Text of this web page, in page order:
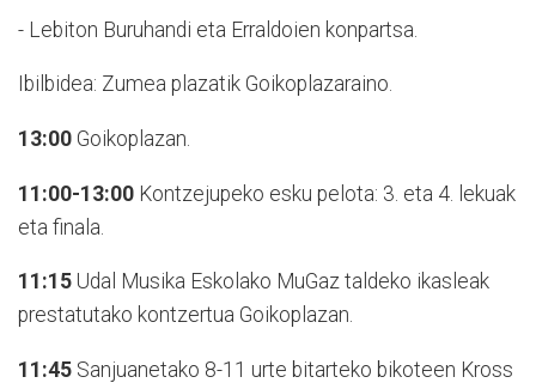
- Lebiton Buruhandi eta Erraldoien konpartsa.
Ibilbidea: Zumea plazatik Goikoplazaraino.
13:00 Goikoplazan.
11:00-13:00 Kontzejupeko esku pelota: 3. eta 4. lekuak
eta finala.
11:15 Udal Musika Eskolako MuGaz taldeko ikasleak
prestatutako kontzertua Goikoplazan.
11:45 Sanjuanetako 8-11 urte bitarteko bikoteen Kross